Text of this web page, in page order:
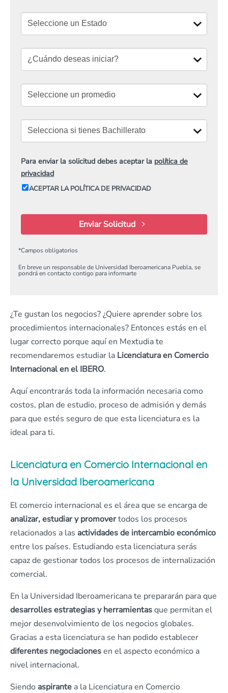
Para enviar la solicitud debes aceptar la política de
privacidad
ACEPTAR LA POLÍTICA DE PRIVACIDAD
Enviar Solicitud
*Campos obligatorios
En breve un responsable de Universidad Iberoamericana Puebla, se
pondrá en contacto contigo para informarte
¿Te gustan los negocios? ¿Quiere aprender sobre los
procedimientos internacionales? Entonces estás en el
lugar correcto porque aquí en Mextudia te
recomendaremos estudiar la Licenciatura en Comercio
Internacional en el IBERO.
Aquí encontrarás toda la información necesaria como
costos, plan de estudio, proceso de admisión y demás
para que estés seguro de que esta licenciatura es la
ideal para ti.
Licenciatura en Comercio Internacional en
la Universidad Iberoamericana
El comercio internacional es el área que se encarga de
analizar, estudiar y promovertodos los procesos
relacionados a las actividades de intercambio económico
entre los países. Estudiando esta licenciatura serás
capaz de gestionar todos los procesos de internalización
comercial.
En la Universidad Iberoamericana te prepararán para que
desarrolles estrategias y herramientasque permitan el
mejor desenvolvimiento de los negocios globales.
Gracias a esta licenciatura se han podido establecer
diferentes negociacionesen el aspecto económico a
nivel internacional.
Siendo aspirante a la Licenciatura en Comercio